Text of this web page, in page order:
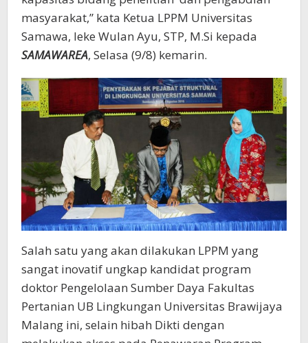
masyarakat,” kata Ketua LPPM Universitas
Samawa, Ieke Wulan Ayu, STP, M.Si kepada
SAMAWAREA, Selasa (9/8) kemarin.
Salah satu yang akan dilakukan LPPM yang
sangat inovatif ungkap kandidat program
doktor Pengelolaan Sumber Daya Fakultas
Pertanian UB Lingkungan Universitas Brawijaya
Malang ini, selain hibah Dikti dengan